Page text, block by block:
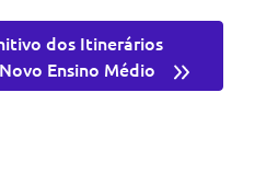
dos Itinerários
Ensino Médio